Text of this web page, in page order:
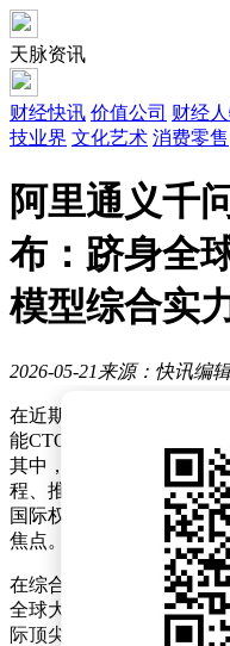
天脉资讯
财经快讯 价值公司 财经
技业界 文化艺术 消费零售
阿里通义千
布：跻身全
模型综合实
2026-05-21 来源：快讯编
在近期举办的阿里云峰会
能CTO周靖人宣布，通义
其中，旗舰版Qwen3.7-
程、推理、工具调用等核
国际权威评测中刷新国产
焦点。
在综合性能方面，
全球大模型文本总榜最新
际顶尖行列，超越Gemini